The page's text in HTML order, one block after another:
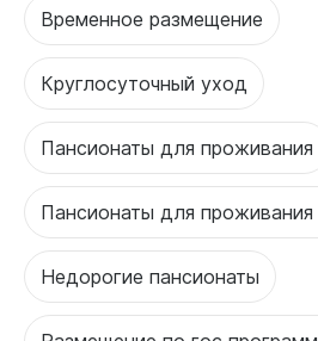
Временное размещение
Круглосуточный уход
Пансионаты для проживания
Пансионаты для
Недорогие пансионаты